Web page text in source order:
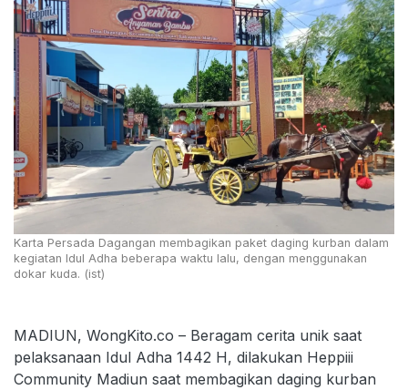
Karta Persada Dagangan membagikan paket daging kurban dalam
kegiatan Idul Adha beberapa waktu lalu, dengan menggunakan
dokar kuda. (ist)
MADIUN, WongKito.co – Beragam cerita unik saat
pelaksanaan Idul Adha 1442 H, dilakukan Heppiii
Community Madiun saat membagikan daging kurban